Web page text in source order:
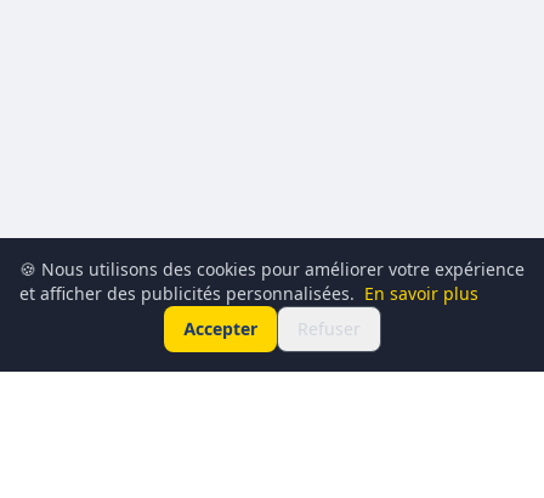
🍪 Nous utilisons des cookies pour améliorer votre expérience
et afficher des publicités personnalisées. En savoir plus
Accepter
Refuser